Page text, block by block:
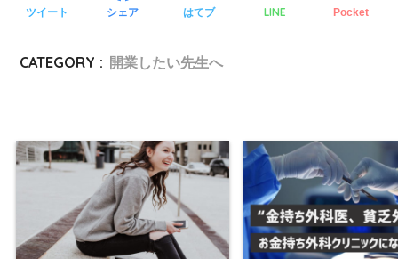
ツイート シェア はてブ LINE Pocket
CATEGORY : 開業したい先生へ